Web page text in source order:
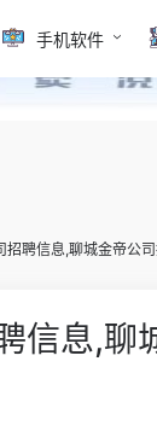
手机软件
招聘信息,聊城金帝公
信息,聊